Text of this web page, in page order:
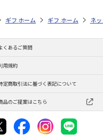
フト特集 2026 お菓子・スイーツ
お中元・夏ギフト特集 2026
ギフトストア お中元・夏ギフト
ホーム ギフトストア お
ホーム ネ
くあるご質問
用規約
定商取引法に基づく表記について
品のご提案はこちら